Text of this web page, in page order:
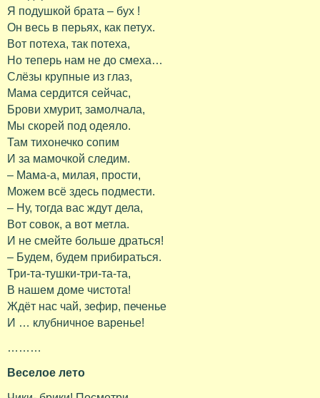
Я подушкой брата – бух !
Он весь в перьях, как петух.
Вот потеха, так потеха,
Но теперь нам не до смеха…
Слёзы крупные из глаз,
Мама сердится сейчас,
Брови хмурит, замолчала,
Мы скорей под одеяло.
Там тихонечко сопим
И за мамочкой следим.
– Мама-а, милая, прости,
Можем всё здесь подмести.
– Ну, тогда вас ждут дела,
Вот совок, а вот метла.
И не смейте больше драться!
– Будем, будем прибираться.
Три-та-тушки-три-та-та,
В нашем доме чистота!
Ждёт нас чай, зефир, печенье
И … клубничное варенье!
………
Веселое лето